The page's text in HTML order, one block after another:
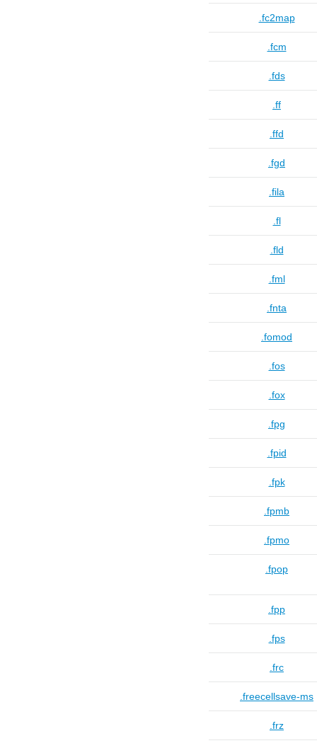
.fc2map
.fcm
.fds
.ff
.ffd
.fgd
.fila
.fl
.fld
.fml
.fnta
.fomod
.fos
.fox
.fpg
.fpid
.fpk
.fpmb
.fpmo
.fpop
.fpp
.fps
.frc
.freecellsave-ms
.frz